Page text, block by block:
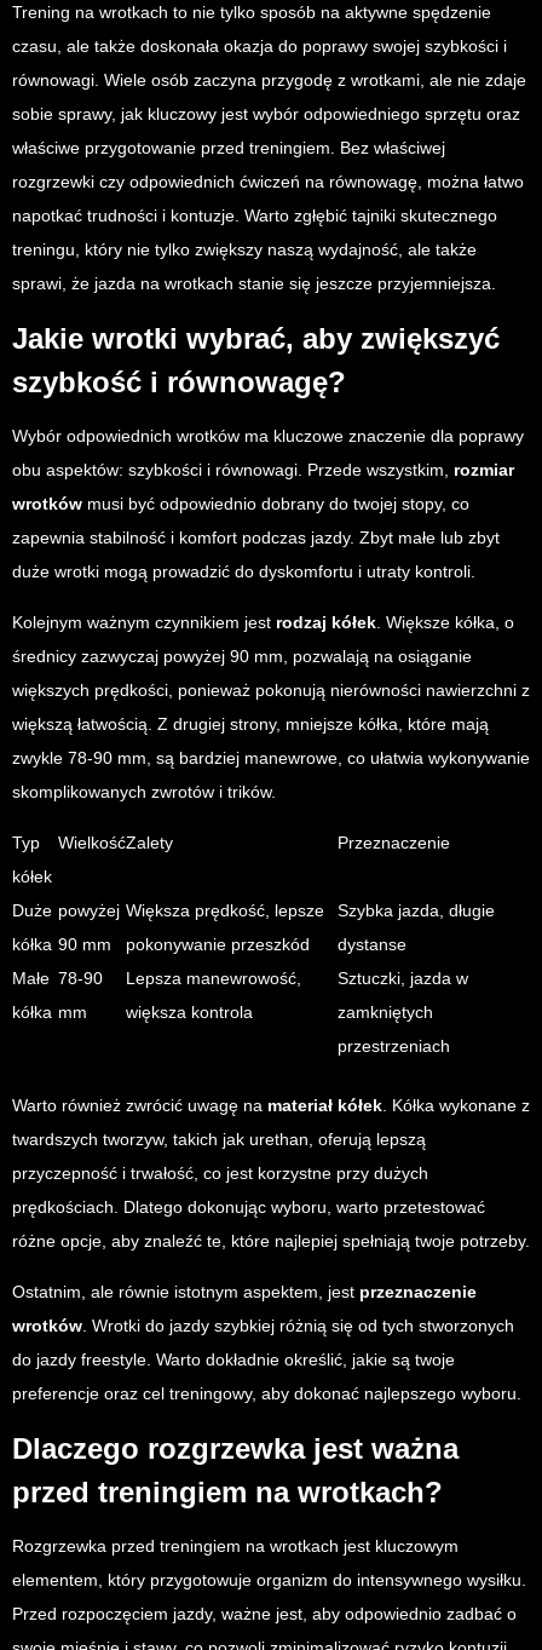
Trening na wrotkach to nie tylko sposób na aktywne spędzenie
czasu, ale także doskonała okazja do poprawy swojej szybkości i
równowagi. Wiele osób zaczyna przygodę z wrotkami, ale nie zdaje
sobie sprawy, jak kluczowy jest wybór odpowiedniego sprzętu oraz
właściwe przygotowanie przed treningiem. Bez właściwej
rozgrzewki czy odpowiednich ćwiczeń na równowagę, można łatwo
napotkać trudności i kontuzje. Warto zgłębić tajniki skutecznego
treningu, który nie tylko zwiększy naszą wydajność, ale także
sprawi, że jazda na wrotkach stanie się jeszcze przyjemniejsza.
Jakie wrotki wybrać, aby zwiększyć
szybkość i równowagę?
Wybór odpowiednich wrotków ma kluczowe znaczenie dla poprawy
obu aspektów: szybkości i równowagi. Przede wszystkim, rozmiar
wrotków musi być odpowiednio dobrany do twojej stopy, co
zapewnia stabilność i komfort podczas jazdy. Zbyt małe lub zbyt
duże wrotki mogą prowadzić do dyskomfortu i utraty kontroli.
Kolejnym ważnym czynnikiem jest rodzaj kółek . Większe kółka, o
średnicy zazwyczaj powyżej 90 mm, pozwalają na osiąganie
większych prędkości, ponieważ pokonują nierówności nawierzchni z
większą łatwością. Z drugiej strony, mniejsze kółka, które mają
zwykle 78-90 mm, są bardziej manewrowe, co ułatwia wykonywanie
skomplikowanych zwrotów i trików.
Typ
kółek
WielkośćZalety Przeznaczenie
Duże
kółka
powyżej
90 mm
Większa prędkość, lepsze
pokonywanie przeszkód
Szybka jazda, długie
dystanse
Małe
kółka
78-90
mm
Lepsza manewrowość,
większa kontrola
Sztuczki, jazda w
zamkniętych
przestrzeniach
Warto również zwrócić uwagę na materiał kółek . Kółka wykonane z
twardszych tworzyw, takich jak urethan, oferują lepszą
przyczepność i trwałość, co jest korzystne przy dużych
prędkościach. Dlatego dokonując wyboru, warto przetestować
różne opcje, aby znaleźć te, które najlepiej spełniają twoje potrzeby.
Ostatnim, ale równie istotnym aspektem, jest przeznaczenie
wrotków . Wrotki do jazdy szybkiej różnią się od tych stworzonych
do jazdy freestyle. Warto dokładnie określić, jakie są twoje
preferencje oraz cel treningowy, aby dokonać najlepszego wyboru.
Dlaczego rozgrzewka jest ważna
przed treningiem na wrotkach?
Rozgrzewka przed treningiem na wrotkach jest kluczowym
elementem, który przygotowuje organizm do intensywnego wysiłku.
Przed rozpoczęciem jazdy, ważne jest, aby odpowiednio zadbać o